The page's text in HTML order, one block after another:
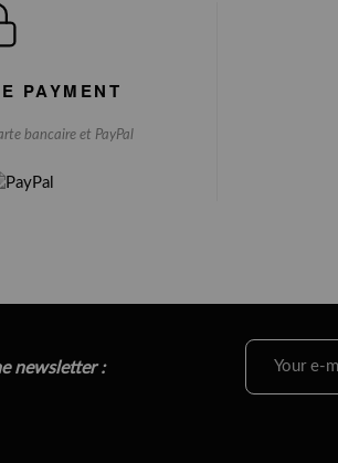
PAYMENT
bancaire et PayPal
newsletter :